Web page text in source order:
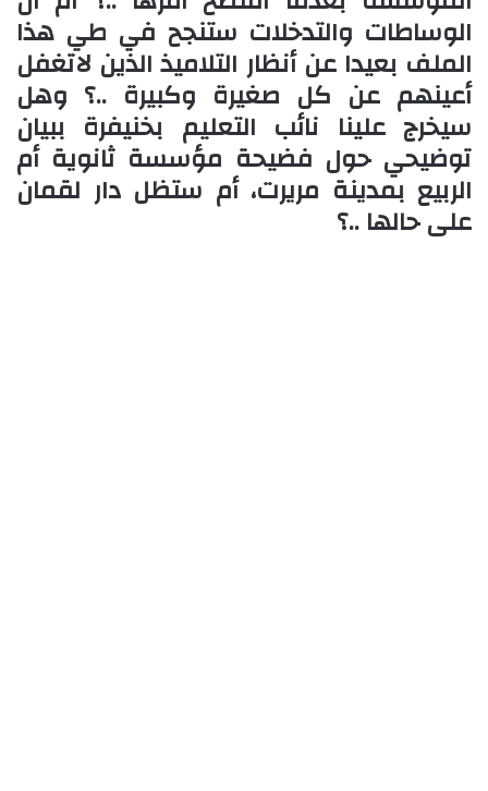
الوساطات والتدخلات ستنجح في طي هذا
الملف بعيدا عن أنظار التلاميذ الذين لاتغفل
أعينهم عن كل صغيرة وكبيرة ..؟ وهل
سيخرج علينا نائب التعليم بخنيفرة ببيان
توضيحي حول فضيحة مؤسسة ثانوية أم
الربيع بمدينة مريرت، أم ستظل دار لقمان
على حالها ..؟